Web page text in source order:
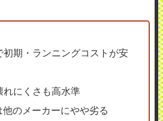
期・ランニングコストが安
にくさも高水準
のメーカーにやや劣る